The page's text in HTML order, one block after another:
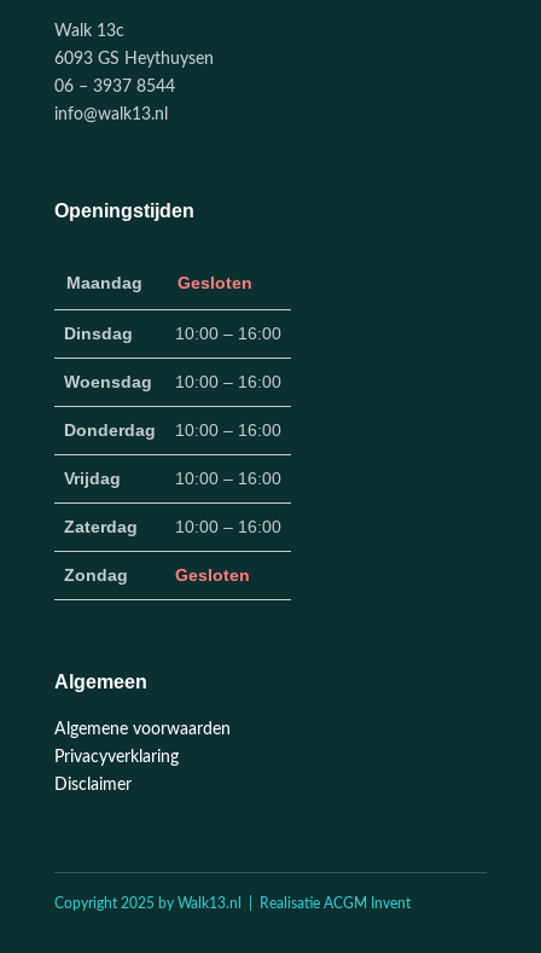
Walk 13c
6093 GS Heythuysen
06 – 3937 8544
info@walk13.nl
Openingstijden
Maandag Gesloten
Dinsdag 10:00 – 16:00
Woensdag 10:00 – 16:00
Donderdag 10:00 – 16:00
Vrijdag 10:00 – 16:00
Zaterdag 10:00 – 16:00
Zondag Gesloten
Algemeen
Algemene voorwaarden
Privacyverklaring
Disclaimer
Copyright 2025 by Walk13.nl | Realisatie ACGM Invent